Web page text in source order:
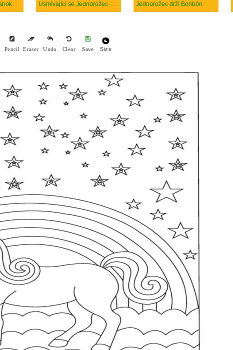
Jednorožec a čtyři Drahokamy Usmívající se Jednorožec a Duha Jednorožec drží Bonbón
Pencil Eraser Undo Clear Save Size